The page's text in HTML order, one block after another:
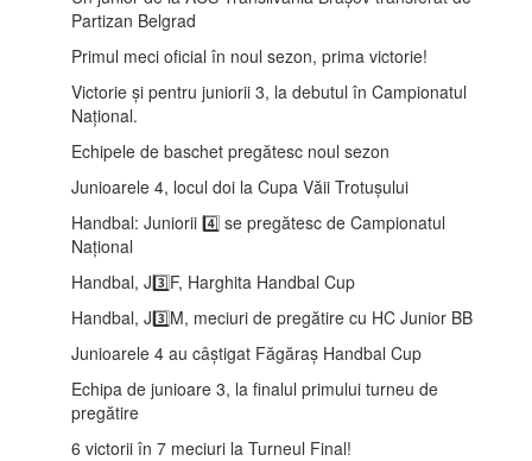
Partizan Belgrad
Primul meci oficial în noul sezon, prima victorie!
Victorie și pentru juniorii 3, la debutul în Campionatul
Național.
Echipele de baschet pregătesc noul sezon
Junioarele 4, locul doi la Cupa Văii Trotușului
Handbal: Juniorii 4️⃣ se pregătesc de Campionatul
Național
Handbal, J3️⃣F, Harghita Handbal Cup
Handbal, J3️⃣M, meciuri de pregătire cu HC Junior BB
Junioarele 4 au câștigat Făgăraș Handbal Cup
Echipa de junioare 3, la finalul primului turneu de
pregătire
6 victorii în 7 meciuri la Turneul Final!